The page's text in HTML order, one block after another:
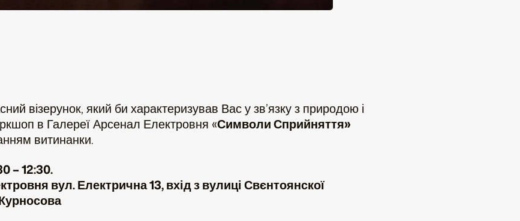
візерунок, який би характеризував Вас у зв’язку з природою і
в Галереї Арсенал Електровня «Символи Сприйняття»
витинанки.
– 12:30.
вул. Електрична 13, вхід з вулиці Свєнтоянскої